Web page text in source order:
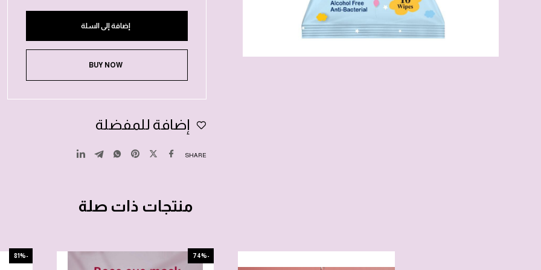
إضافة إلى السلة
BUY NOW
إضافة للمفضلة
SHARE
منتجات ذات صلة
-74%
-81%